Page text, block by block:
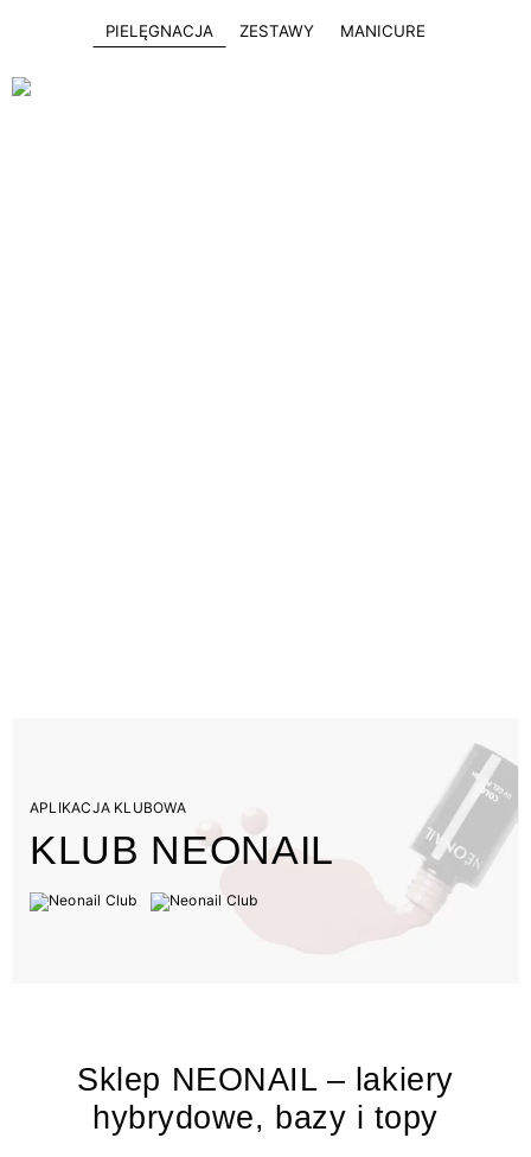
PIELĘGNACJA ZESTAWY MANICURE
APLIKACJA KLUBOWA
KLUB NEONAIL
Sklep NEONAIL – lakiery
hybrydowe, bazy i topy